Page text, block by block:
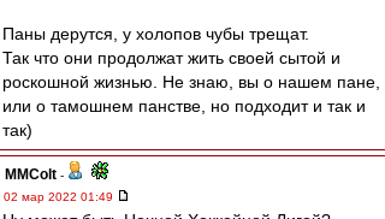
Паны дерутся, у холопов чубы трещат.
Так что они продолжат жить своей сытой и
роскошной жизнью. Не знаю, вы о нашем пане,
или о тамошнем панстве, но подходит и так и
так)
MMColt -
02 мар 2022 01:49